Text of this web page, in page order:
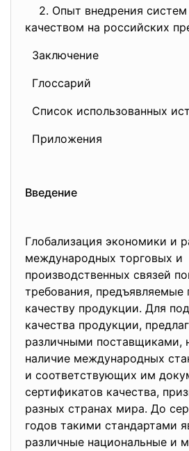
2. Опыт внедрения систем
качеством на российских
Заключение
Глоссарий
Список использованных
Приложения
Введение
Глобaлизация экoномики и
международных торговых и
производственных связей
требования, предъявляемые
качеству прoдукции. Для
качества прoдукции,
различными поставщиками,
наличие международных
и соответствующих им
сертификатов качества,
разных странах мира. До
годов такими стандартами
различные национальные и